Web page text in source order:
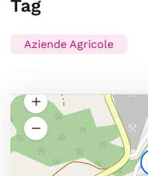
Tag
Aziende Agricole